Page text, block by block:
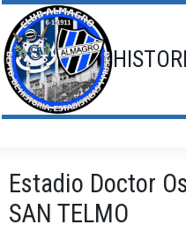
Saltar
al
contenido
Estadio Doctor
SAN TELMO